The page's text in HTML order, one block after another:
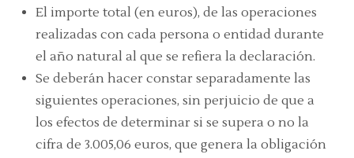
El importe total (en euros), de las operaciones
realizadas con cada persona o entidad durante
el año natural al que se refiera la declaración.
Se deberán hacer constar separadamente las
siguientes operaciones, sin perjuicio de que a
los efectos de determinar si se supera o no la
cifra de 3.005,06 euros, que genera la obligación